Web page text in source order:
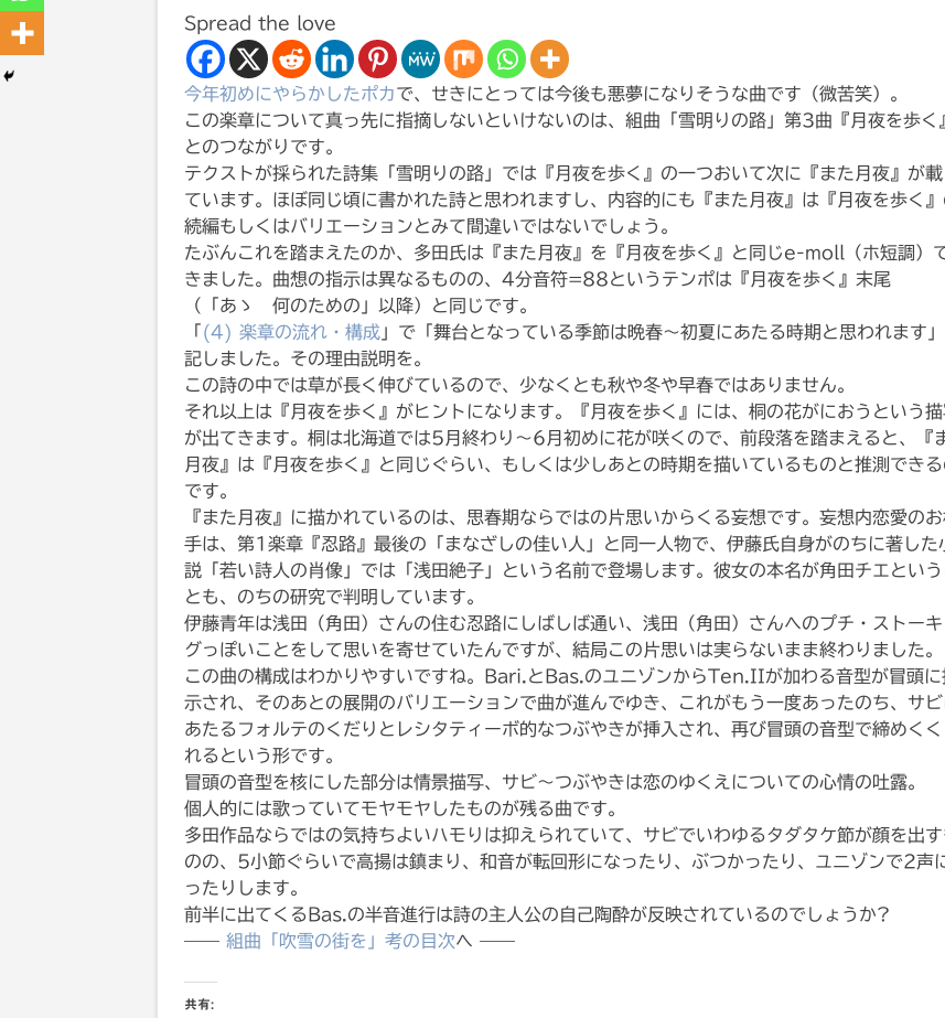
Spread the love
今年初めにやらかしたポカで、せきにとっては今後も悪夢になりそうな曲です（微苦笑）。
この楽章について真っ先に指摘しないといけないのは、組曲「雪明りの路」第3曲『月夜を歩く
とのつながりです。
テクストが採られた詩集「雪明りの路」では『月夜を歩く』の一つおいて次に『また月夜』が載
ています。ほぼ同じ頃に書かれた詩と思われますし、内容的にも『また月夜』は『月夜を歩く』
続編もしくはバリエーションとみて間違いではないでしょう。
たぶんこれを踏まえたのか、多田氏は『また月夜』を『月夜を歩く』と同じe-moll（ホ短調）
きました。曲想の指示は異なるものの、4分音符=88というテンポは『月夜を歩く』末尾
（「あゝ 何のための」以降）と同じです。
(4) 楽章の流れ・構成 」で「舞台となっている季節は晩春〜初夏にあたる時期と思われます
記しました。その理由説明を。
この詩の中では草が長く伸びているので、少なくとも秋や冬や早春ではありません。
それ以上は『月夜を歩く』がヒントになります。『月夜を歩く』には、桐の花がにおうという
が出てきます。桐は北海道では5月終わり〜6月初めに花が咲くので、前段落を踏まえると、『
月夜』は『月夜を歩く』と同じぐらい、もしくは少しあとの時期を描いているものと推測できる
です。
『また月夜』に描かれているのは、思春期ならではの片思いからくる妄想です。妄想内恋愛のお
手は、第1楽章『忍路』最後の「まなざしの佳い人」と同一人物で、伊藤氏自身がのちに著した
説「若い詩人の肖像」では「浅田絶子」という名前で登場します。彼女の本名が角田チエという
とも、のちの研究で判明しています。
伊藤青年は浅田（角田）さんの住む忍路にしばしば通い、浅田（角田）さんへのプチ・ストーキ
グっぽいことをして思いを寄せていたんですが、結局この片思いは実らないまま終わりました。
この曲の構成はわかりやすいですね。Bari.とBas.のユニゾンからTen.IIが加わる音型が冒頭に
示され、そのあとの展開のバリエーションで曲が進んでゆき、これがもう一度あったのち、サビ
あたるフォルテのくだりとレシタティーボ的なつぶやきが挿入され、再び冒頭の音型で締めくく
れるという形です。
冒頭の音型を核にした部分は情景描写、サビ〜つぶやきは恋のゆくえについての心情の吐露。
個人的には歌っていてモヤモヤしたものが残る曲です。
多田作品ならではの気持ちよいハモりは抑えられていて、サビでいわゆるタダタケ節が顔を出す
のの、5小節ぐらいで高揚は鎮まり、和音が転回形になったり、ぶつかったり、ユニゾンで2声
ったりします。
前半に出てくるBas.の半音進行は詩の主人公の自己陶酔が反映されているのでしょうか?
—— 組曲「吹雪の街を」考の目次へ ——
共有: